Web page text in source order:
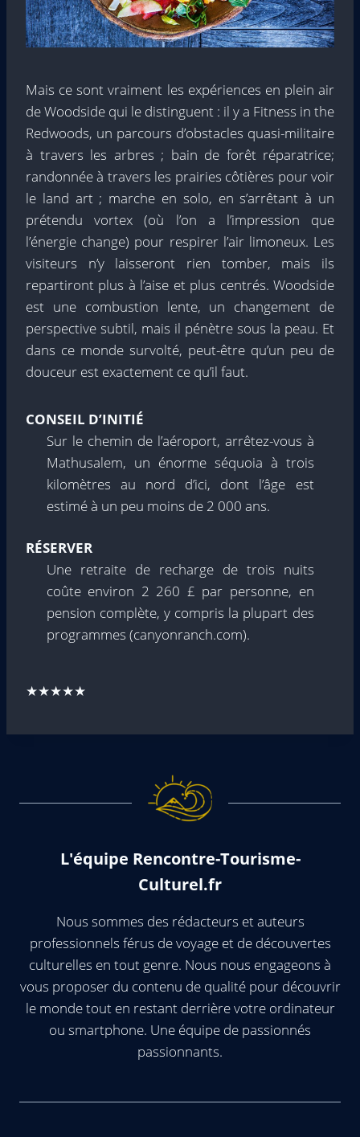
Mais ce sont vraiment les expériences en plein air
de Woodside qui le distinguent : il y a Fitness in the
Redwoods, un parcours d’obstacles quasi-militaire
à travers les arbres ; bain de forêt réparatrice;
randonnée à travers les prairies côtières pour voir
le land art ; marche en solo, en s’arrêtant à un
prétendu vortex (où l’on a l’impression que
l’énergie change) pour respirer l’air limoneux. Les
visiteurs n’y laisseront rien tomber, mais ils
repartiront plus à l’aise et plus centrés. Woodside
est une combustion lente, un changement de
perspective subtil, mais il pénètre sous la peau. Et
dans ce monde survolté, peut-être qu’un peu de
douceur est exactement ce qu’il faut.
CONSEIL D’INITIÉ
Sur le chemin de l’aéroport, arrêtez-vous à
Mathusalem, un énorme séquoia à trois
kilomètres au nord d’ici, dont l’âge est
estimé à un peu moins de 2 000 ans.
RÉSERVER
Une retraite de recharge de trois nuits
coûte environ 2 260 £ par personne, en
pension complète, y compris la plupart des
programmes (canyonranch.com).
★★★★★
L'équipe Rencontre-Tourisme-
Culturel.fr
Nous sommes des rédacteurs et auteurs
professionnels férus de voyage et de découvertes
culturelles en tout genre. Nous nous engageons à
vous proposer du contenu de qualité pour découvrir
le monde tout en restant derrière votre ordinateur
ou smartphone. Une équipe de passionnés
passionnants.